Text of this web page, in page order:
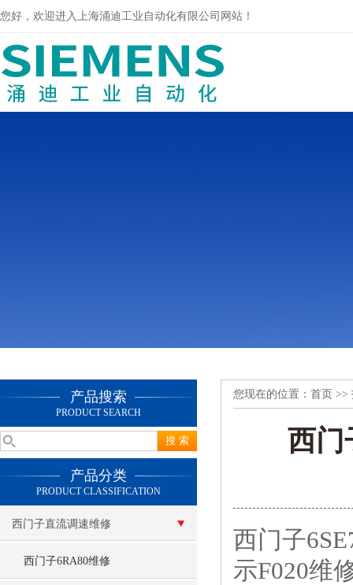
您好，欢迎进入上海涌迪工业自动化有限公司网站！
产品搜索
PRODUCT SEARCH
产品分类
PRODUCT CLASSIFICATION
西门子直流调速维修
西门子6RA80维修
您现在的位置： 首页 >>
西门
西门子
示F020维